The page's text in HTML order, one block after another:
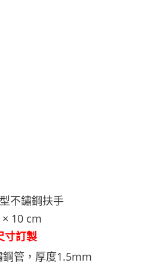
鏽鋼扶手
10 cm
寸訂製
管，厚度1.5mm